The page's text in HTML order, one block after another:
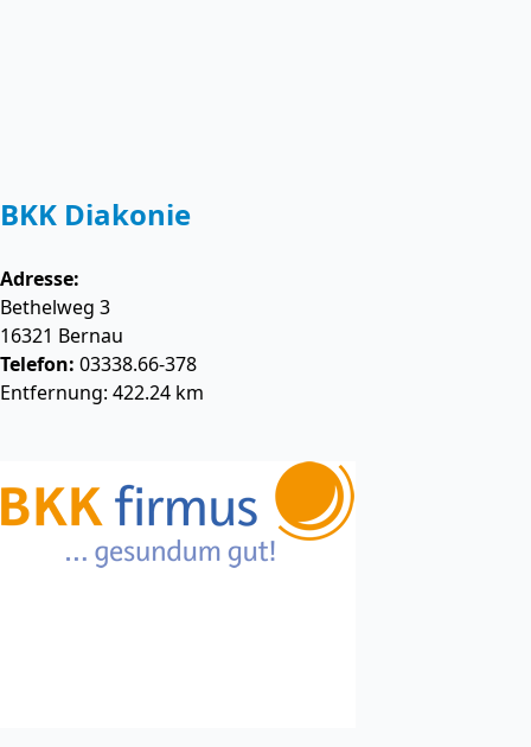
BKK Diakonie
Adresse:
Bethelweg 3
16321 Bernau
Telefon: 03338.66-378
Entfernung: 422.24 km